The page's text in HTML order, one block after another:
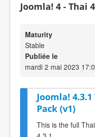
Joomla! 4 - Thai
Maturity
Stable
Publiée le
mardi 2 mai 2023
Joomla!
Pack (v1)
This is the full